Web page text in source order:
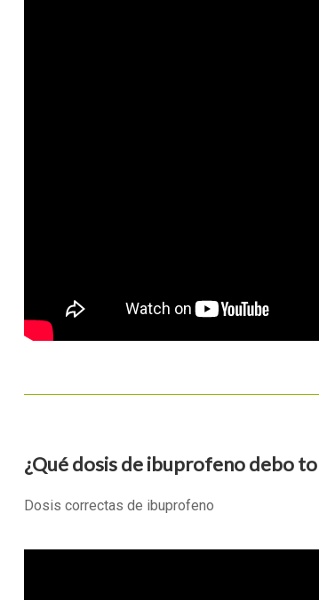
¿Qué dosis de ibuprofeno debo
Dosis correctas de ibuprofeno